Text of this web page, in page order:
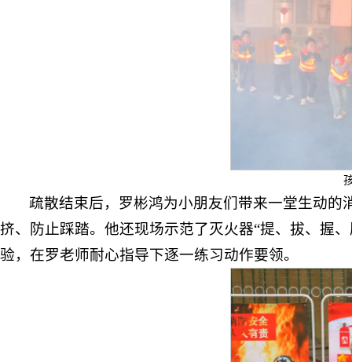
疏散结束后，罗彬鸿为小朋友们带来一堂生动
挤、防止踩踏。他还现场示范了灭火器“提、拔、握
验，在罗老师耐心指导下逐一练习动作要领。